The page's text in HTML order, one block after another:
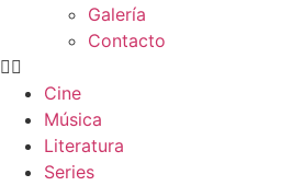
Galería
Contacto
Cine
Música
Literatura
Series